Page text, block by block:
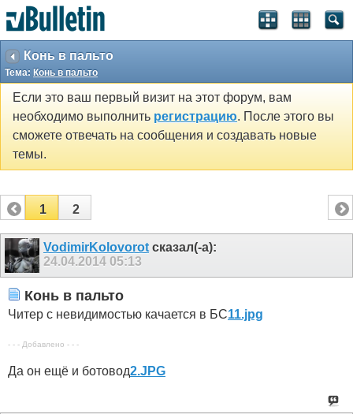
Конь в пальто
Тема: Конь в пальто
Если это ваш первый визит на этот форум, вам
необходимо выполнить регистрацию. После этого вы
сможете отвечать на сообщения и создавать новые
темы.
1 2
VodimirKolovorot сказал(-а):
24.04.2014 05:13
Конь в пальто
Читер с невидимостью качается в БС11.jpg
- - - Добавлено - - -
Да он ещё и ботовод2.JPG